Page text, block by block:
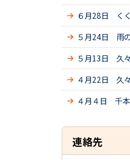
６月28日 く
５月24日 雨
５月13日 久々
４月22日 久
４月４日 千
連絡先